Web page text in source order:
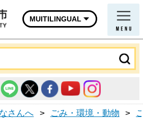
MUITILINGUAL
さんへ > ごみ・環境・動物 >